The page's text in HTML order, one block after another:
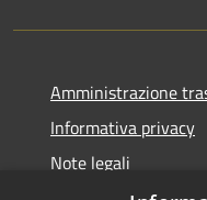
Amministrazione
Informativa privacy
Note legali